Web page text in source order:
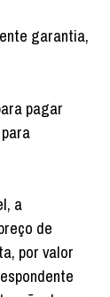
garantia,
pagar
a
de
por valor